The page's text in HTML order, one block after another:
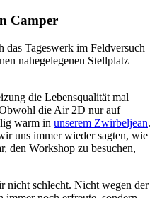
Camper
das Tageswerk im Feldversuch
nahegelegenen Stellplatz
die Lebensqualität mal
die Air 2D nur auf
warm in unserem Zwirbeljean.
uns immer wieder sagten, wie
den Workshop zu besuchen,
nicht schlecht. Nicht wegen der